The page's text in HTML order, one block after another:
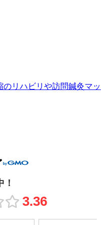
リハビリや訪問鍼灸マッ